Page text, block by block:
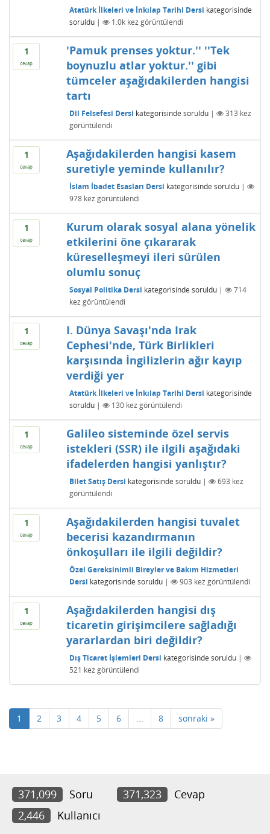
Atatürk İlkeleri ve İnkılap Tarihi Dersi kategorisinde
soruldu | 1.0kkez görüntülendi
1
cevap
'Pamuk prenses yoktur.'' ''Tek
boynuzlu atlar yoktur.'' gibi
tümceler aşağıdakilerden hangisi
tartı
Dil Felsefesi Dersi kategorisinde soruldu | 313 kez
görüntülendi
1
cevap
Aşağıdakilerden hangisi kasem
suretiyle yeminde kullanılır?
İslam İbadet Esasları Dersi kategorisinde soruldu |
978kez görüntülendi
1
cevap
Kurum olarak sosyal alana yönelik
etkilerini öne çıkararak
küreselleşmeyi ileri sürülen
olumlu sonuç
Sosyal Politika Dersi kategorisinde soruldu |
714
kez görüntülendi
1
cevap
I. Dünya Savaşı'nda Irak
Cephesi'nde, Türk Birlikleri
karşısında İngilizlerin ağır kayıp
verdiği yer
Atatürk İlkeleri ve İnkılap Tarihi Dersi kategorisinde
soruldu | 130kez görüntülendi
1
cevap
Galileo sisteminde özel servis
istekleri (SSR) ile ilgili aşağıdaki
ifadelerden hangisi yanlıştır?
Bilet Satış Dersi kategorisinde soruldu | 693 kez
görüntülendi
1
cevap
Aşağıdakilerden hangisi tuvalet
becerisi kazandırmanın
önkoşulları ile ilgili değildir?
Özel Gereksinimli Bireyler ve Bakım Hizmetleri
Dersi kategorisinde soruldu | 903 kez görüntülendi
1
cevap
Aşağıdakilerden hangisi dış
ticaretin girişimcilere sağladığı
yararlardan biri değildir?
Dış Ticaret İşlemleri Dersi kategorisinde soruldu |
521 kez görüntülendi
1 2 3 4 5 6 ... 8 sonraki »
371,099 Soru 371,323
Cevap
2,446
Kullanıcı